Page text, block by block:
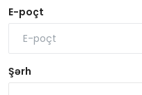
E-poçt
Şərh